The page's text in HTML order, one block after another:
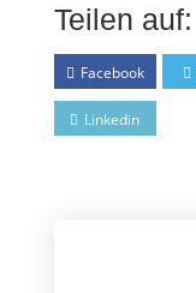
Teilen auf:
Facebook
Linkedin